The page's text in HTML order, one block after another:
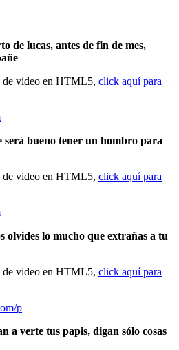
de lucas, antes de fin de mes,
de video en HTML5, click aquí para
será bueno tener un hombro para
de video en HTML5, click aquí para
olvides lo mucho que extrañas a tu
de video en HTML5, click aquí para
p
a verte tus papis, digan sólo cosas